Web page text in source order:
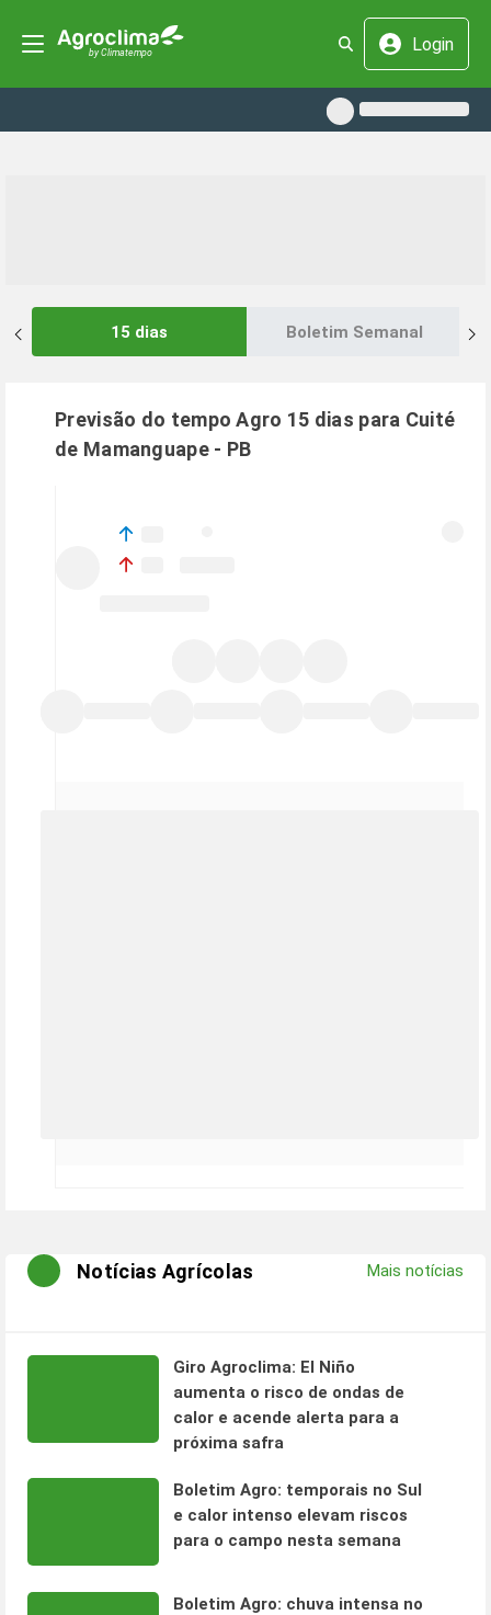
Login
15 dias Boletim Semanal
Previsão do tempo Agro 15 dias para Cuité
de Mamanguape- PB
Notícias Agrícolas Mais notícias
Giro Agroclima: El Niño
aumenta o risco de ondas de
calor e acende alerta para a
próxima safra
Boletim Agro: temporais no Sul
e calor intenso elevam riscos
para o campo nesta semana
Boletim Agro: chuva intensa no